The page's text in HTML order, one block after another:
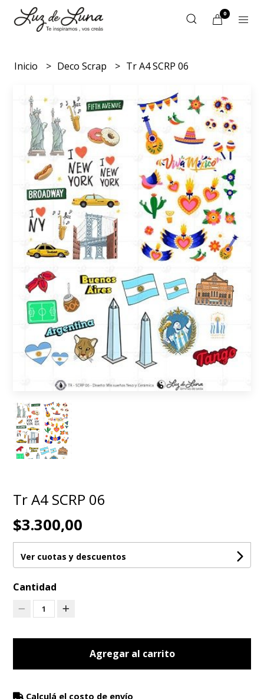
0
Inicio Deco Scrap Tr A4 SCRP 06
Tr A4 SCRP 06
$3.300,00
Ver cuotas y descuentos
Cantidad
1
Agregar al carrito
Calculá el costo de envío